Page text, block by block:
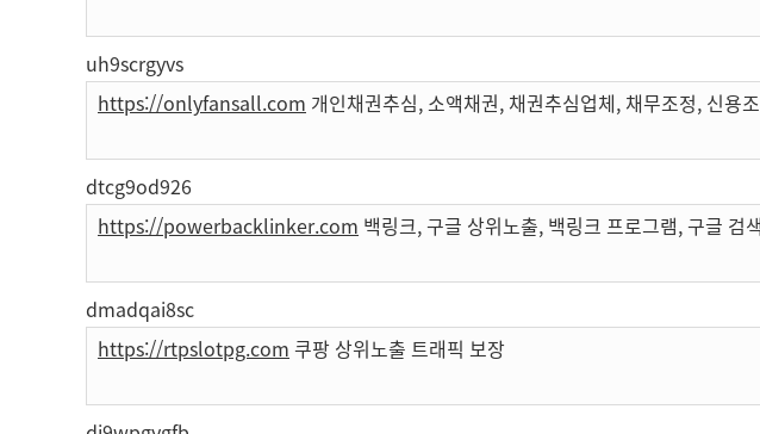
uh9scrgyvs
https://onlyfansall.com 개인채권추심, 소액채권, 채권추심업체, 채무조정, 신용
dtcg9od926
https://powerbacklinker.com 백링크, 구글 상위노출, 백링크 프로그램, 구글 검
dmadqai8sc
https://rtpslotpg.com 쿠팡 상위노출 트래픽 보장